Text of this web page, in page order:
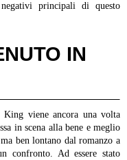
principali di questo
IN
viene ancora una volta
in scena alla bene e meglio
ben lontano dal romanzo a
confronto. Ad essere stato